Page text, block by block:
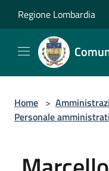
Regione Lombardia
Home >
Personale